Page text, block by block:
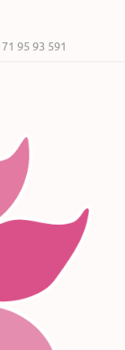
95 93 591